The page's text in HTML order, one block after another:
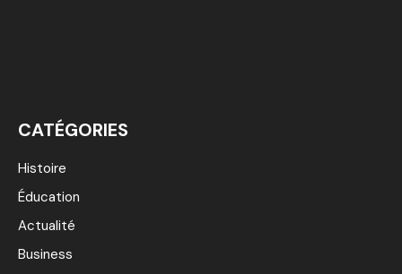
CATÉGORIES
Histoire
Éducation
Actualité
Business